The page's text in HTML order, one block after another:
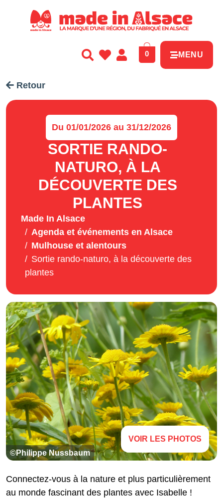
0 MENU
Retour
Du 01/01/2026 au 31/12/2026
SORTIE RANDO-
NATURO, À LA
DÉCOUVERTE DES
PLANTES
Made In Alsace
Agenda et événements en Alsace
Mulhouse et alentours
Sortie rando-naturo, à la découverte des
plantes
©Philippe Nussbaum
VOIR LES PHOTOS
Connectez-vous à la nature et plus particulièrement
au monde fascinant des plantes avec Isabelle !